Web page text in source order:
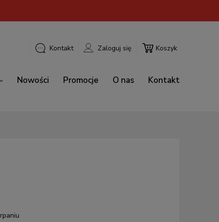
Koszyk
Kontakt Zaloguj się
Nowości Promocje O nas
Kontakt